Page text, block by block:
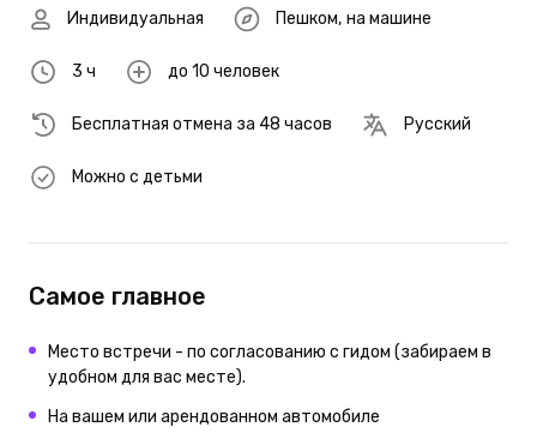
Индивидуальная Пешком, на машине
3 ч до 10 человек
Бесплатная отмена за 48 часов Русский
Можно с детьми
Самое главное
Место встречи - по согласованию с гидом (забираем в
удобном для вас месте).
На вашем или арендованном автомобиле